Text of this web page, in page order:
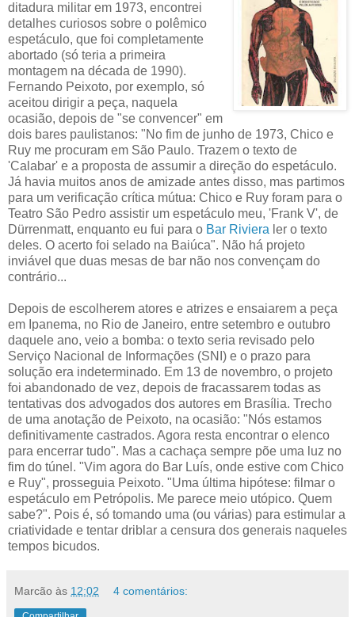
ditadura militar em 1973, encontrei
detalhes curiosos sobre o polêmico
espetáculo, que foi completamente
abortado (só teria a primeira
montagem na década de 1990).
Fernando Peixoto, por exemplo, só
aceitou dirigir a peça, naquela
ocasião, depois de "se convencer" em
dois bares paulistanos: "No fim de junho de 1973, Chico e
Ruy me procuram em São Paulo. Trazem o texto de
'Calabar' e a proposta de assumir a direção do espetáculo.
Já havia muitos anos de amizade antes disso, mas partimos
para um verificação crítica mútua: Chico e Ruy foram para o
Teatro São Pedro assistir um espetáculo meu, 'Frank V', de
Dürrenmatt, enquanto eu fui para o Bar Riviera ler o texto
deles. O acerto foi selado na Baiúca". Não há projeto
inviável que duas mesas de bar não nos convençam do
contrário...
Depois de escolherem atores e atrizes e ensaiarem a peça
em Ipanema, no Rio de Janeiro, entre setembro e outubro
daquele ano, veio a bomba: o texto seria revisado pelo
Serviço Nacional de Informações (SNI) e o prazo para
solução era indeterminado. Em 13 de novembro, o projeto
foi abandonado de vez, depois de fracassarem todas as
tentativas dos advogados dos autores em Brasília. Trecho
de uma anotação de Peixoto, na ocasião: "Nós estamos
definitivamente castrados. Agora resta encontrar o elenco
para encerrar tudo". Mas a cachaça sempre põe uma luz no
fim do túnel. "Vim agora do Bar Luís, onde estive com Chico
e Ruy", prosseguia Peixoto. "Uma última hipótese: filmar o
espetáculo em Petrópolis. Me parece meio utópico. Quem
sabe?". Pois é, só tomando uma (ou várias) para estimular a
criatividade e tentar driblar a censura dos generais naqueles
tempos bicudos.
Marcão às 12:02 4 comentários: